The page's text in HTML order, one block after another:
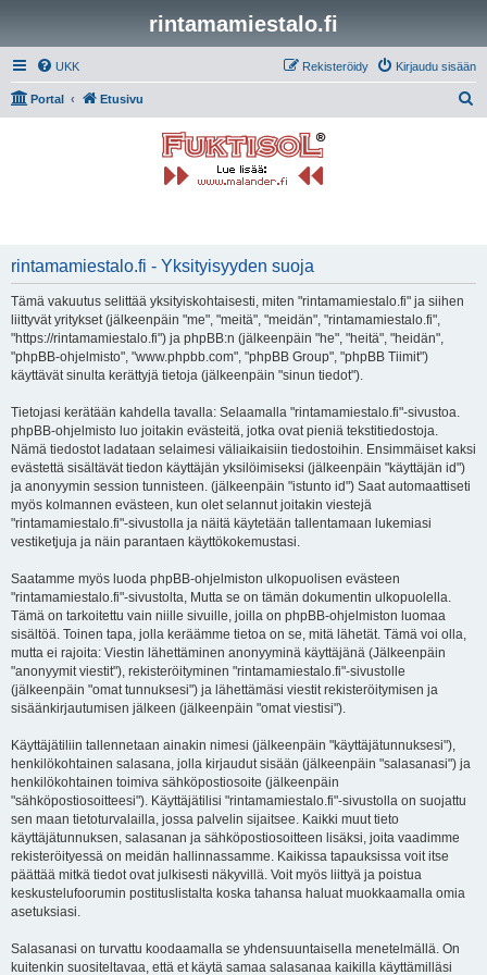
rintamamiestalo.fi
UKK Kirjaudu sisään
Rekisteröidy
Portal Etusivu
rintamamiestalo.fi - Yksityisyyden suoja
Tämä vakuutus selittää yksityiskohtaisesti, miten "rintamamiestalo.fi" ja siihen
liittyvät yritykset (jälkeenpäin "me", "meitä", "meidän", "rintamamiestalo.fi",
"https://rintamamiestalo.fi") ja phpBB:n (jälkeenpäin "he", "heitä", "heidän",
"phpBB-ohjelmisto", "www.phpbb.com", "phpBB Group", "phpBB Tiimit")
käyttävät sinulta kerättyjä tietoja (jälkeenpäin "sinun tiedot").
Tietojasi kerätään kahdella tavalla: Selaamalla "rintamamiestalo.fi"-sivustoa.
phpBB-ohjelmisto luo joitakin evästeitä, jotka ovat pieniä tekstitiedostoja.
Nämä tiedostot ladataan selaimesi väliaikaisiin tiedostoihin. Ensimmäiset kaksi
evästettä sisältävät tiedon käyttäjän yksilöimiseksi (jälkeenpäin "käyttäjän id")
ja anonyymin session tunnisteen. (jälkeenpäin "istunto id") Saat automaattiseti
myös kolmannen evästeen, kun olet selannut joitakin viestejä
"rintamamiestalo.fi"-sivustolla ja näitä käytetään tallentamaan lukemiasi
vestiketjuja ja näin parantaen käyttökokemustasi.
Saatamme myös luoda phpBB-ohjelmiston ulkopuolisen evästeen
"rintamamiestalo.fi"-sivustolta, Mutta se on tämän dokumentin ulkopuolella.
Tämä on tarkoitettu vain niille sivuille, joilla on phpBB-ohjelmiston luomaa
sisältöä. Toinen tapa, jolla keräämme tietoa on se, mitä lähetät. Tämä voi olla,
mutta ei rajoita: Viestin lähettäminen anonyyminä käyttäjänä (Jälkeenpäin
"anonyymit viestit"), rekisteröityminen "rintamamiestalo.fi"-sivustolle
(jälkeenpäin "omat tunnuksesi") ja lähettämäsi viestit rekisteröitymisen ja
sisäänkirjautumisen jälkeen (jälkeenpäin "omat viestisi").
Käyttäjätiliin tallennetaan ainakin nimesi (jälkeenpäin "käyttäjätunnuksesi"),
henkilökohtainen salasana, jolla kirjaudut sisään (jälkeenpäin "salasanasi") ja
henkilökohtainen toimiva sähköpostiosoite (jälkeenpäin
"sähköpostiosoitteesi"). Käyttäjätilisi "rintamamiestalo.fi"-sivustolla on suojattu
sen maan tietoturvalailla, jossa palvelin sijaitsee. Kaikki muut tieto
käyttäjätunnuksen, salasanan ja sähköpostiosoitteen lisäksi, joita vaadimme
rekisteröityessä on meidän hallinnassamme. Kaikissa tapauksissa voit itse
päättää mitkä tiedot ovat julkisesti näkyvillä. Voit myös liittyä ja poistua
keskustelufoorumin postituslistalta koska tahansa haluat muokkaamalla omia
asetuksiasi.
Salasanasi on turvattu koodaamalla se yhdensuuntaisella menetelmällä. On
kuitenkin suositeltavaa, että et käytä samaa salasanaa kaikilla käyttämilläsi